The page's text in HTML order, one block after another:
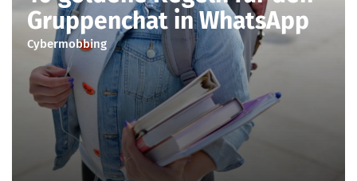
Gruppenchat in WhatsApp
Cybermobbing